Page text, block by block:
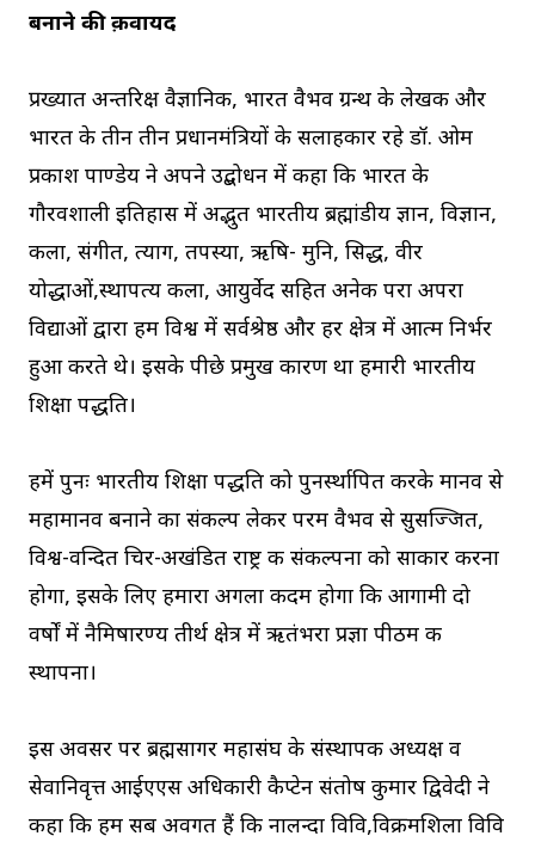
बनाने की क़वायद
प्रख्यात अन्तरिक्ष वैज्ञानिक, भारत वैभव ग्रन्थ के लेखक और
भारत के तीन तीन प्रधानमंत्रियों के सलाहकार रहे डॉ. ओम
प्रकाश पाण्डेय ने अपने उद्बोधन में कहा कि भारत के
गौरवशाली इतिहास में अद्भुत भारतीय ब्रह्मांडीय ज्ञान, विज्ञान,
कला, संगीत, त्याग, तपस्या, ऋषि- मुनि, सिद्ध, वीर
योद्धाओं,स्थापत्य कला, आयुर्वेद सहित अनेक परा अपरा
विद्याओं द्वारा हम विश्व में सर्वश्रेष्ठ और हर क्षेत्र में आत्म निर्भर
हुआ करते थे। इसके पीछे प्रमुख कारण था हमारी भारतीय
शिक्षा पद्धति।
हमें पुनः भारतीय शिक्षा पद्धति को पुनर्स्थापित करके मानव से
महामानव बनाने का संकल्प लेकर परम वैभव से सुसज्जित,
विश्व-वन्दित चिर-अखंडित राष्ट्र की संकल्पना को साकार करना
होगा, इसके लिए हमारा अगला कदम होगा कि आगामी दो
वर्षों में नैमिषारण्य तीर्थ क्षेत्र में ऋतंभरा प्रज्ञा पीठम की
स्थापना।
इस अवसर पर ब्रह्मसागर महासंघ के संस्थापक अध्यक्ष व
सेवानिवृत्त आईएएस अधिकारी कैप्टेन संतोष कुमार द्विवेदी ने
कहा कि हम सब अवगत हैं कि नालन्दा विवि,विक्रमशिला विवि